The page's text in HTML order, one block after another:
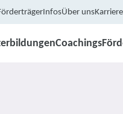
InfosÜber unsKarriere
Coachings